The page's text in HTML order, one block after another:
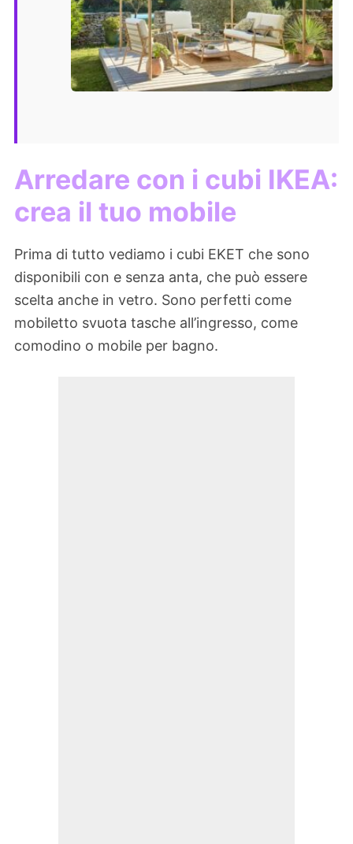
Arredare con i cubi IKEA:
crea il tuo mobile
Prima di tutto vediamo i cubi EKET che sono
disponibili con e senza anta, che può essere
scelta anche in vetro. Sono perfetti come
mobiletto svuota tasche all’ingresso, come
comodino o mobile per bagno.